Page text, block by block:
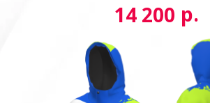
14 200 р.